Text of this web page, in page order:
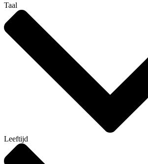
Taal
Leeftijd